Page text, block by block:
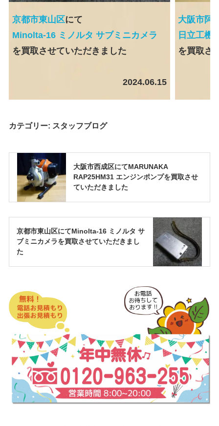
京都市東山区にて
Minolta-16 ミノルタ サブミニカメラ
を買取させていただきました
2024.06.15
大阪市阿
日立工機
を買取さ
カテゴリー: スタッフブログ
大阪市西成区にてMARUNAKA
RAP25HM31 エンジンポンプを買取させ
ていただきました
京都市東山区にてMinolta-16 ミノルタ サ
ブミニカメラを買取させていただきまし
た